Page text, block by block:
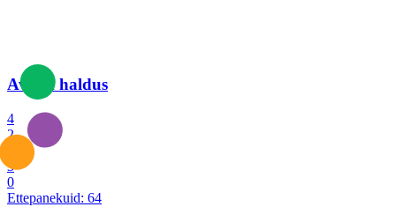
Avalik haldus
4
2
3
0
Ettepanekuid: 64